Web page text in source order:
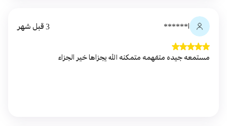
ا****** 3 قبل شهر
مستمعه جيده متفهمه متمكنه الله يجزاها خير الجزاء